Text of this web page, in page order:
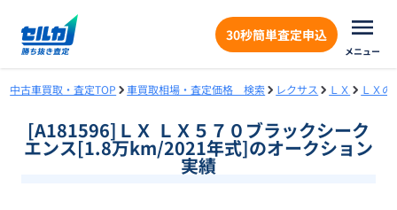
30秒簡単査定申込
メニュー
中古車買取・査定TOP 車買取相場・査定価格 検索 レクサス ＬＸ ＬＸ
[A181596]ＬＸ ＬＸ５７０ブラックシーク
エンス[1.8万km/2021年式]のオークション
実績